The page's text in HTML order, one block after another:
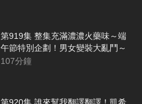
第919集 整集充滿濃濃火藥味～端
午節特別企劃！男女變裝大亂鬥～
107分鐘